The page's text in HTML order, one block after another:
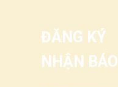
ĐĂNG KÝ
NHẬN